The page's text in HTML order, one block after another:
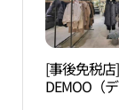
[事後免税店]
DEMOO（